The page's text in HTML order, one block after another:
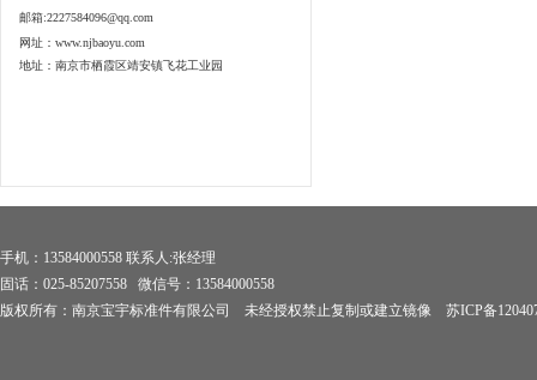
邮箱:2227584096@qq.com
网址：www.njbaoyu.com
地址：南京市栖霞区靖安镇飞花工业园
手机：13584000558 联系人:张经理
固话：025-85207558 微信号：13584000558
版权所有：南京宝宇标准件有限公司 未经授权禁止复制或建立镜像 苏ICP备